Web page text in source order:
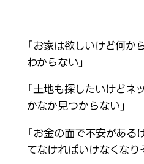
「お家は欲しいけど何
わからない」
「土地も探したいけどネ
かなか見つからない」
「お金の面で不安がある
てなければいけなくなり